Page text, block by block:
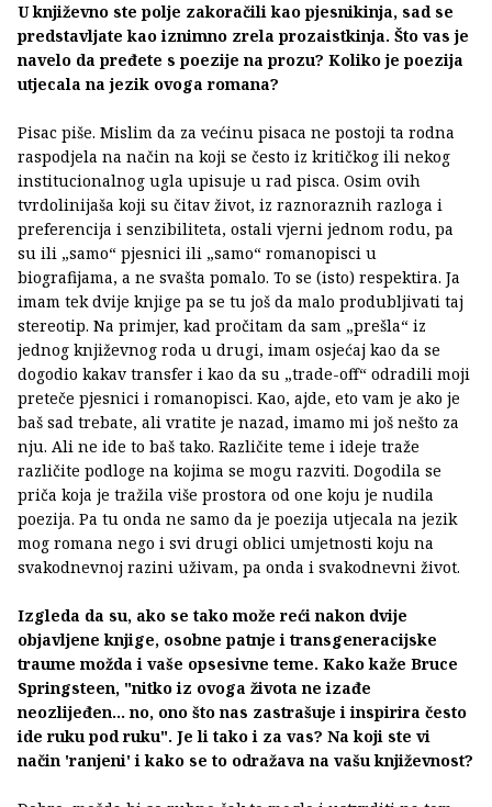
U književno ste polje zakoračili kao pjesnikinja, sad se
predstavljate kao iznimno zrela prozaistkinja. Što vas je
navelo da pređete s poezije na prozu? Koliko je poezija
utjecala na jezik ovoga romana?
Pisac piše. Mislim da za većinu pisaca ne postoji ta rodna
raspodjela na način na koji se često iz kritičkog ili nekog
institucionalnog ugla upisuje u rad pisca. Osim ovih
tvrdolinijaša koji su čitav život, iz raznoraznih razloga i
preferencija i senzibiliteta, ostali vjerni jednom rodu, pa
su ili „samo“ pjesnici ili „samo“ romanopisci u
biografijama, a ne svašta pomalo. To se (isto) respektira. Ja
imam tek dvije knjige pa se tu još da malo produbljivati taj
stereotip. Na primjer, kad pročitam da sam „prešla“ iz
jednog književnog roda u drugi, imam osjećaj kao da se
dogodio kakav transfer i kao da su „trade-off“ odradili moji
preteče pjesnici i romanopisci. Kao, ajde, eto vam je ako je
baš sad trebate, ali vratite je nazad, imamo mi još nešto za
nju. Ali ne ide to baš tako. Različite teme i ideje traže
različite podloge na kojima se mogu razviti. Dogodila se
priča koja je tražila više prostora od one koju je nudila
poezija. Pa tu onda ne samo da je poezija utjecala na jezik
mog romana nego i svi drugi oblici umjetnosti koju na
svakodnevnoj razini uživam, pa onda i svakodnevni život.
Izgleda da su, ako se tako može reći nakon dvije
objavljene knjige, osobne patnje i transgeneracijske
traume možda i vaše opsesivne teme. Kako kaže Bruce
Springsteen, "nitko iz ovoga života ne izađe
neozlijeđen… no, ono što nas zastrašuje i inspirira često
ide ruku pod ruku". Je li tako i za vas? Na koji ste vi
način 'ranjeni' i kako se to odražava na vašu književnost?